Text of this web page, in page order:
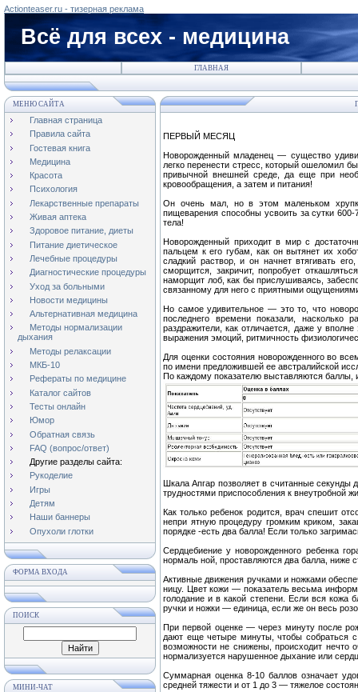
Actionteaser.ru - тизерная реклама
Всё для всех - медицина
ГЛАВНАЯ
МЕНЮ САЙТА
Главная страница
Правила сайта
Гостевая книга
Медицина
Красота
Психология
Лекарственные препараты
Живая аптека
Здоровое питание, диеты
Питание диетическое
Лечебные процедуры
Диагностические процедуры
Уход за больными
Новости медицины
Альтернативная медицина
Методы нормализации
дыхания
Методы релаксации
МКБ-10
Рефераты по медицине
Каталог сайтов
Тесты онлайн
Юмор
Обратная связь
FAQ (вопрос/ответ)
Другие разделы сайта:
Рукоделие
Игры
Детям
Наши баннеры
Опухоли глотки
ФОРМА ВХОДА
ПОИСК
МИНИ-ЧАТ
ПЕРВЫЙ МЕСЯЦ
Новорожденный младенец — существо
легко перенести стресс, который ошеломил
привычной внешней среде, да еще при
кровообращения, а затем и питания!
Он очень мал, но в этом маленьком
пищеварения способны усвоить за сутки
тела!
Новорожденный приходит в мир с
пальцем к его губам, как он вытянет их
сладкий раствор, и он начнет втягивать
сморщится, закричит, попробует
наморщит лоб, как бы прислушиваясь,
связанному для него с приятными
Но самое удивительное — это то, что
последнего времени показали, насколько
раздражители, как отличается, даже у
выражения эмоций, ритмичность
Для оценки состояния новорожденного во
по имени предложившей ее австралийской
По каждому показателю выставляются баллы,
Шкала Апгар позволяет в считанные секунды
трудностями приспособления к внеутробной
Как только ребенок родится, врач спешит
непри ятную процедуру громким криком,
порядке -есть два балла! Если только
Сердцебиение у новорожденного ребенка
нормаль ной, проставляются два балла, ниже
Активные движения ручками и ножками
ницу. Цвет кожи — показатель весьма
голодание и в какой степени. Если вся кожа
ручки и ножки — единица, если же он весь
При первой оценке — через минуту после
дают еще четыре минуты, чтобы собраться
возможности не снижены, происходит нечто
нормализуется нарушенное дыхание или
Суммарная оценка 8-10 баллов означает
средней тяжести и от 1 до 3 — тяжелое